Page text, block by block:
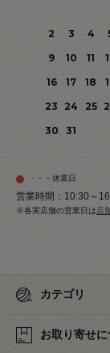
2
3 4
9
10 11
16
17 18
23
24 25
30
31
・・・休業日
営業時間：10:30～
※各実店舗の営業日は店
カテゴリ
お取り寄せに